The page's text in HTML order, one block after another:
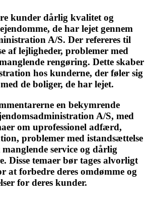
kunder dårlig kvalitet og
de har lejet gennem
A/S. Der refereres til
af lejligheder, problemer med
rengøring. Dette skaber
hos kunderne, der føler sig
de boliger, de har lejet.
en bekymrende
A/S, med
om uprofessionel adfærd,
problemer med istandsættelse
service og dårlig
Disse temaer bør tages alvorligt
at forbedre deres omdømme og
for deres kunder.